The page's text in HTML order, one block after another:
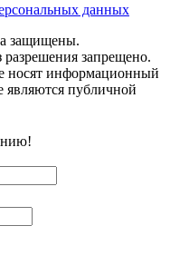
данных
защищены.
разрешения запрещено.
носят информационный
являются публичной